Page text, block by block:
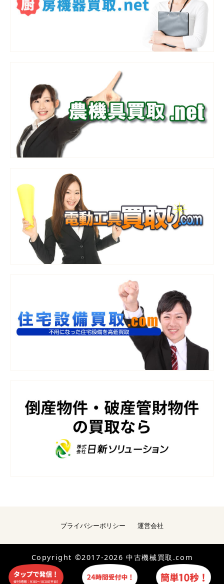
プライバシーポリシー 運営会社
Copyright ©2017-2026 中古機械買取.com